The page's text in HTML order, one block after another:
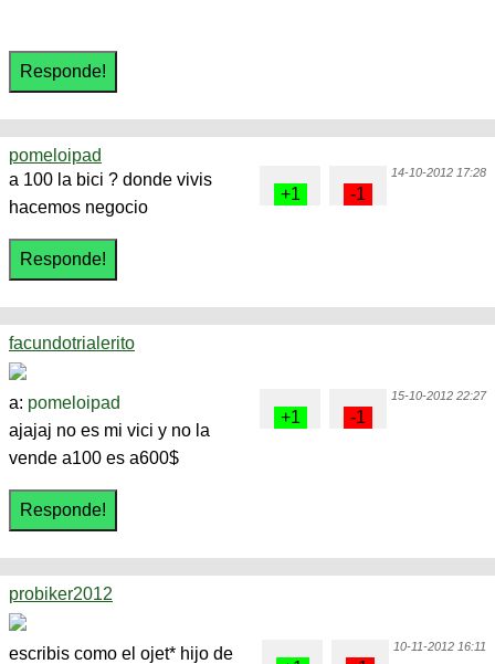
pomeloipad
14-10-2012 17:28
a 100 la bici ? donde vivis
hacemos negocio
facundotrialerito
15-10-2012 22:27
a: pomeloipad
ajajaj no es mi vici y no la
vende a100 es a600$
probiker2012
10-11-2012 16:11
escribis como el ojet* hijo de